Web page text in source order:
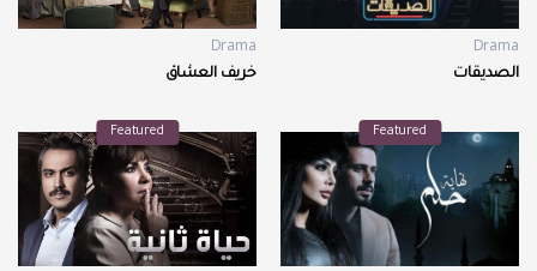
Drama
الصديقات
Drama
خريف العشاق
Featured
Featured